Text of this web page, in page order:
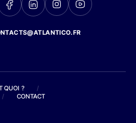
QUOI ?
/
/ CONTACT